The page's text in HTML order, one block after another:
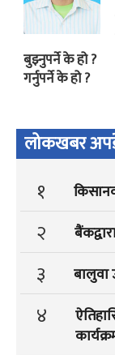
बुझ्नुपर्ने के हो ?
गर्नुपर्ने के हो ?
लोकखबर
१
२
३ बालुवा
४